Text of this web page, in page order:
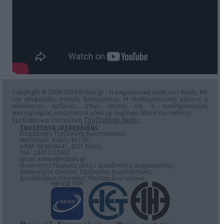
Copyright © 2006-2026 Eidisis.gr - Η ενημερωτική πύλη του Κιλκίς. Με
την επιφύλαξη παντός δικαιώματος. Η αναδημοσίευση μέρους ή
ολόκληρου άρθρου, όπως επίσης και η αναδημοσίευση
φωτογραφίας επιτρέπεται μόνο μέ έγγραφη άδεια του εκδότη.
Σχεδίαση και Υλοποίηση Τερζενίδης Νικος
Ταυτότητα ιστοσελίδας
Επιχείρηση Τερζενίδης Κωνσταντίνος
Μεταλλικό, Κιλκίς, 61100
ΑΦΜ: 024638641, ΔΟΥ Κιλκίς
Τηλ.: 23410 27307
Email: eidisis@eidisis.gr
Ιδιοκτήτης/ Νόμιμος εκπρ./ Διευθυντής/ Διαχειριστής/
Δικαιούχος domain: Τερζενίδης Κωνσταντίνος
Διευθύντρια σύνταξης: Παγλαρίδου Ιωάννα